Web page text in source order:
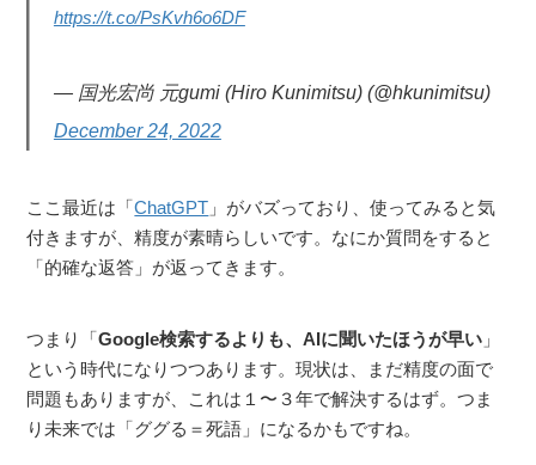
https://t.co/PsKvh6o6DF
— 国光宏尚 元gumi (Hiro Kunimitsu) (@hkunimitsu)
December 24, 2022
ここ最近は「ChatGPT 」がバズっており、使ってみると気
付きますが、精度が素晴らしいです。なにか質問をすると
「的確な返答」が返ってきます。
つまり「Google検索するよりも、AIに聞いたほうが早い 」
という時代になりつつあります。現状は、まだ精度の面で
問題もありますが、これは１〜３年で解決するはず。つま
り未来では「ググる＝死語」になるかもですね。